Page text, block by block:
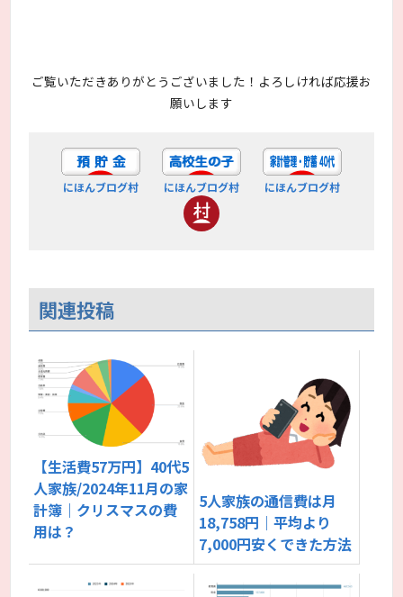
ご覧いただきありがとうございました！よろしければ応援お
願いします
にほんブログ村 にほんブログ村 にほんブログ村
関連投稿
【生活費57万円】40代5
人家族/2024年11月の家
計簿｜クリスマスの費
用は？
5人家族の通信費は月
18,758円｜平均より
7,000円安くできた方法